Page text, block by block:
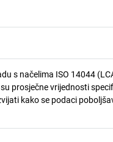
s načelima ISO 14044
prosječne vrijednosti
kako se podaci